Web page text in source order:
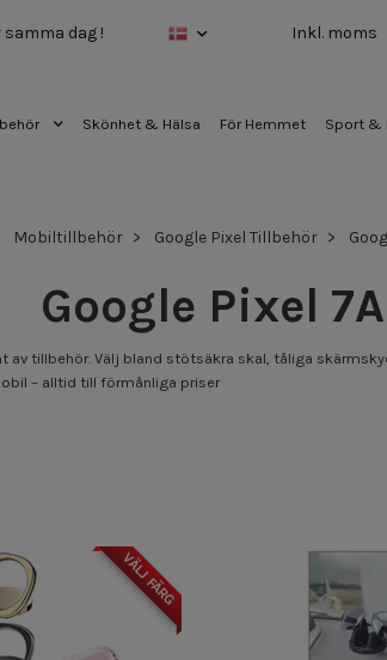
dag ! Inkl. moms
Skönhet & Hälsa För Hemmet Sport &
Mobiltillbehör Google Pixel Tillbehör
Google Pixel 7A
av tillbehör. Välj bland stötsäkra skal, tåliga
– alltid till förmånliga priser
VÄLJ FÄRG